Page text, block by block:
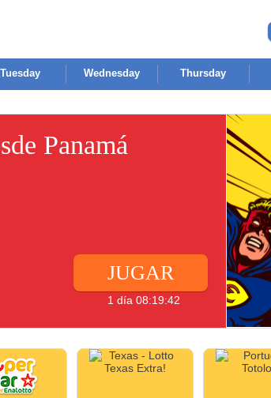
Tuesday Wednesday Thursday
Panamá
JUGAR
1 día 08:19:42